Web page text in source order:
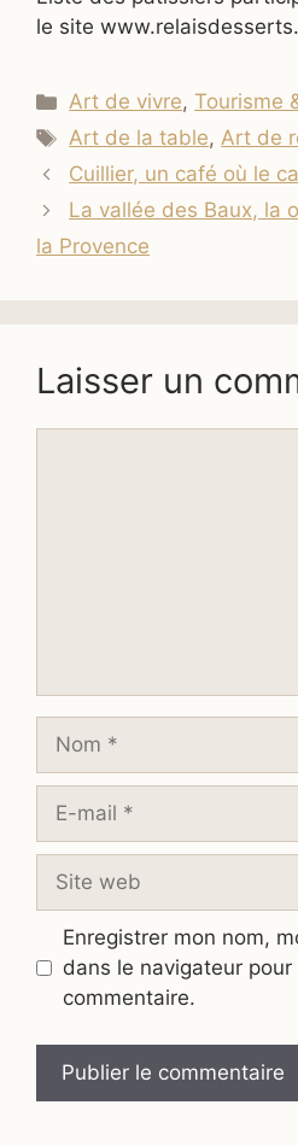
le site
Catégories
Art de vivre,Tourisme
Étiquettes
Art de la table,Art de
Cuillier, un café où le
La vallée des Baux, la
la Provence
Laisser un
Nom
Site
Enregistrer mon nom,
dans le navigateur pour
commentaire.